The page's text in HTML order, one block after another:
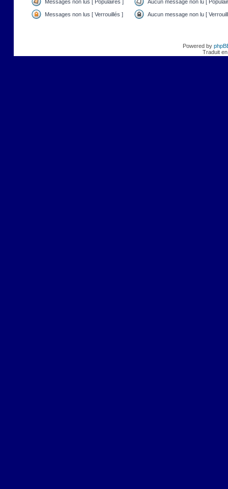
Messages non lus [ Populaires ] Aucun message non lu [
Messages non lus [ Verrouillés ] Aucun message non lu [
Powered by
Traduit